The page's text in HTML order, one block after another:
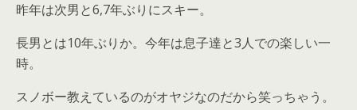
昨年は次男と6,7年ぶりにスキー。
長男とは10年ぶりか。今年は息子達と3人での楽しい一
時。
スノボー教えているのがオヤジなのだから笑っちゃう。